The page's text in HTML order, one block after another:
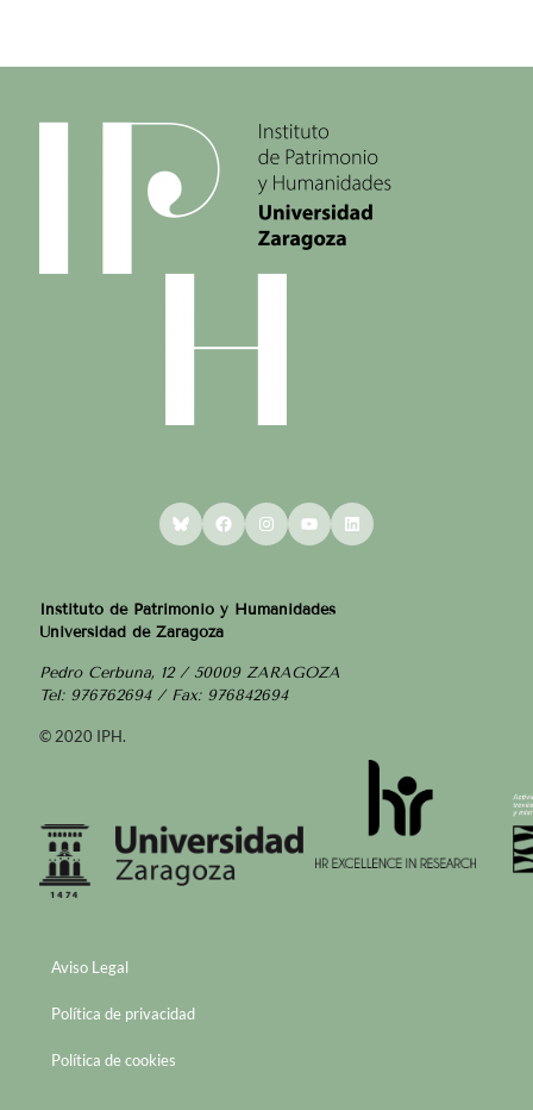
BlueskyFacebookInstagram
YouTubeLinkedIn
Instituto de Patrimonio y Humanidades
Universidad de Zaragoza
Pedro Cerbuna, 12 / 50009 ZARAGOZA
Tel: 976762694 / Fax: 976842694
© 2020 IPH.
Aviso Legal
Política de privacidad
Política de cookies